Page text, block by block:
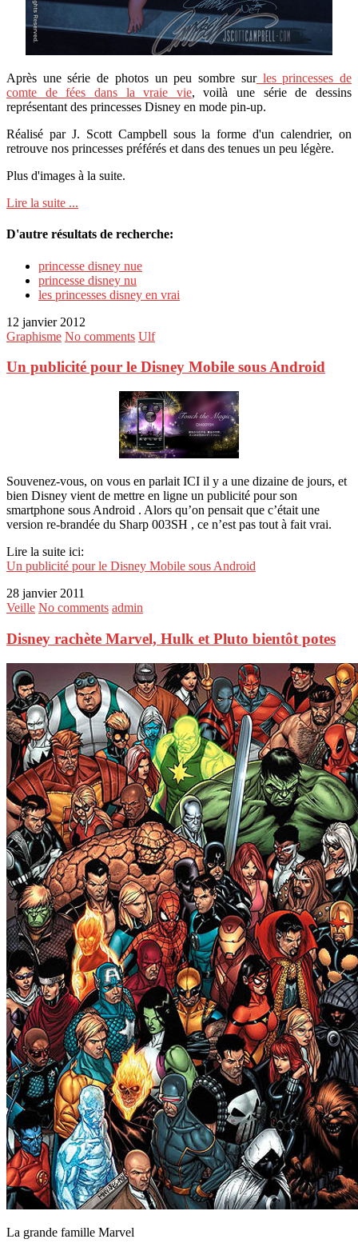
Après une série de photos un peu sombre surles princesses de
comte de fées dans la vraie vie, voilà une série de dessins
représentant des princesses Disney en mode pin-up.
Réalisé par J. Scott Campbell sous la forme d'un calendrier, on
retrouve nos princesses préférés et dans des tenues un peu légère.
Plus d'images à la suite.
Lire la suite ...
D'autre résultats de recherche:
princesse disney nue
princesse disney nu
les princesses disney en vrai
12 janvier 2012
Graphisme No comments Ulf
Un publicité pour le Disney Mobile sous Android
Souvenez-vous, on vous en parlait ICI il y a une dizaine de jours, et
bien Disney vient de mettre en ligne un publicité pour son
smartphone sous Android . Alors qu’on pensait que c’était une
version re-brandée du Sharp 003SH , ce n’est pas tout à fait vrai.
Lire la suite ici:
Un publicité pour le Disney Mobile sous Android
28 janvier 2011
Veille No comments admin
Disney rachète Marvel, Hulk et Pluto bientôt potes
La grande famille Marvel